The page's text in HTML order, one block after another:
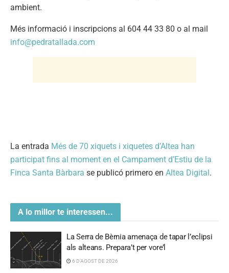
ambient.
Més informació i inscripcions al 604 44 33 80 o al mail
info@pedratallada.com
La entrada Més de 70 xiquets i xiquetes d’Altea han
participat fins al moment en el Campament d’Estiu de la
Finca Santa Bàrbara se publicó primero en Altea Digital.
A lo millor te interessen...
La Serra de Bèrnia amenaça de tapar l’eclipsi
als alteans. Prepara’t per vore’l
6 D'AGOST DE 2026